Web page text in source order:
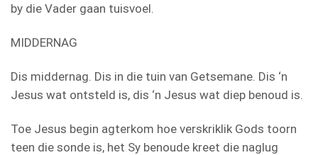
by die Vader gaan tuisvoel.
MIDDERNAG
Dis middernag. Dis in die tuin van Getsemane. Dis ‘n
Jesus wat ontsteld is, dis ‘n Jesus wat diep benoud is.
Toe Jesus begin agterkom hoe verskriklik Gods toorn
teen die sonde is, het Sy benoude kreet die naglug